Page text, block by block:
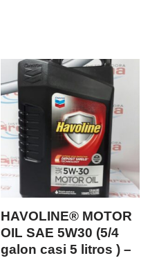
HAVOLINE® MOTOR
OIL SAE 5W30 (5/4
galon casi 5 litros ) –